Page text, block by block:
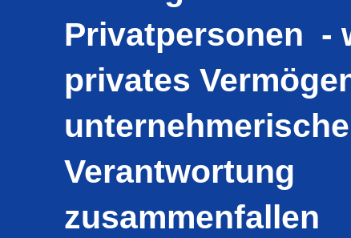
Privatpersonen -
privates
unternehmerische
Verantwortung
zusammenfallen